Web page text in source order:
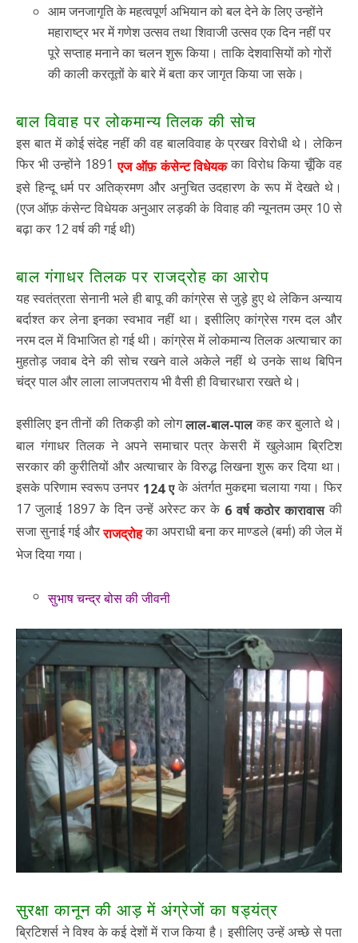
आम जनजागृति के महत्वपूर्ण अभियान को बल देने के लिए उन्होंने
महाराष्ट्र भर में गणेश उत्सव तथा शिवाजी उत्सव एक दिन नहीं पर
पूरे सप्ताह मनाने का चलन शुरू किया। ताकि देशवासियों को गोरों
की काली करतूतों के बारे में बता कर जागृत किया जा सके।
बाल विवाह पर लोकमान्य तिलक की सोच
इस बात में कोई संदेह नहीं की वह बालविवाह के प्रखर विरोधी थे। लेकिन
फिर भी उन्होंने 1891एज ऑफ़ कंसेन्ट विधेयक का विरोध किया चूँकि वह
इसे हिन्दू धर्म पर अतिक्रमण और अनुचित उदहारण के रूप में देखते थे।
(एज ऑफ़ कंसेन्ट विधेयक अनुआर लड़की के विवाह की न्यूनतम उम्र 10 से
बढ़ा कर 12 वर्ष की गई थी)
बाल गंगाधर तिलक पर राजद्रोह का आरोप
यह स्वतंत्रता सेनानी भले ही बापू की कांग्रेस से जुड़े हुए थे लेकिन अन्याय
बर्दाश्त कर लेना इनका स्वभाव नहीं था। इसीलिए कांग्रेस गरम दल और
नरम दल में विभाजित हो गई थी। कांग्रेस में लोकमान्य तिलक अत्याचार का
मुहतोड़ जवाब देने की सोच रखने वाले अकेले नहीं थे उनके साथ बिपिन
चंद्र पाल और लाला लाजपतराय भी वैसी ही विचारधारा रखते थे।
इसीलिए इन तीनों की तिकड़ी को लोगलाल-बाल-पालकह कर बुलाते थे।
बाल गंगाधर तिलक ने अपने समाचार पत्र केसरी में खुलेआम ब्रिटिश
सरकार की कुरीतियों और अत्याचार के विरुद्ध लिखना शुरू कर दिया था।
इसके परिणाम स्वरूप उनपर 124 एके अंतर्गत मुकद्दमा चलाया गया। फिर
17 जुलाई 1897 के दिन उन्हें अरेस्ट कर के 6 वर्ष कठोर कारावासकी
सजा सुनाई गई औरराजद्रोहका अपराधी बना कर माण्डले (बर्मा) की जेल में
भेज दिया गया।
सुभाष चन्द्र बोस की जीवनी
सुरक्षा कानून की आड़ में अंग्रेजों का षड्यंत्र
ब्रिटिशर्स ने विश्व के कई देशों में राज किया है। इसीलिए उन्हें अच्छे से पता